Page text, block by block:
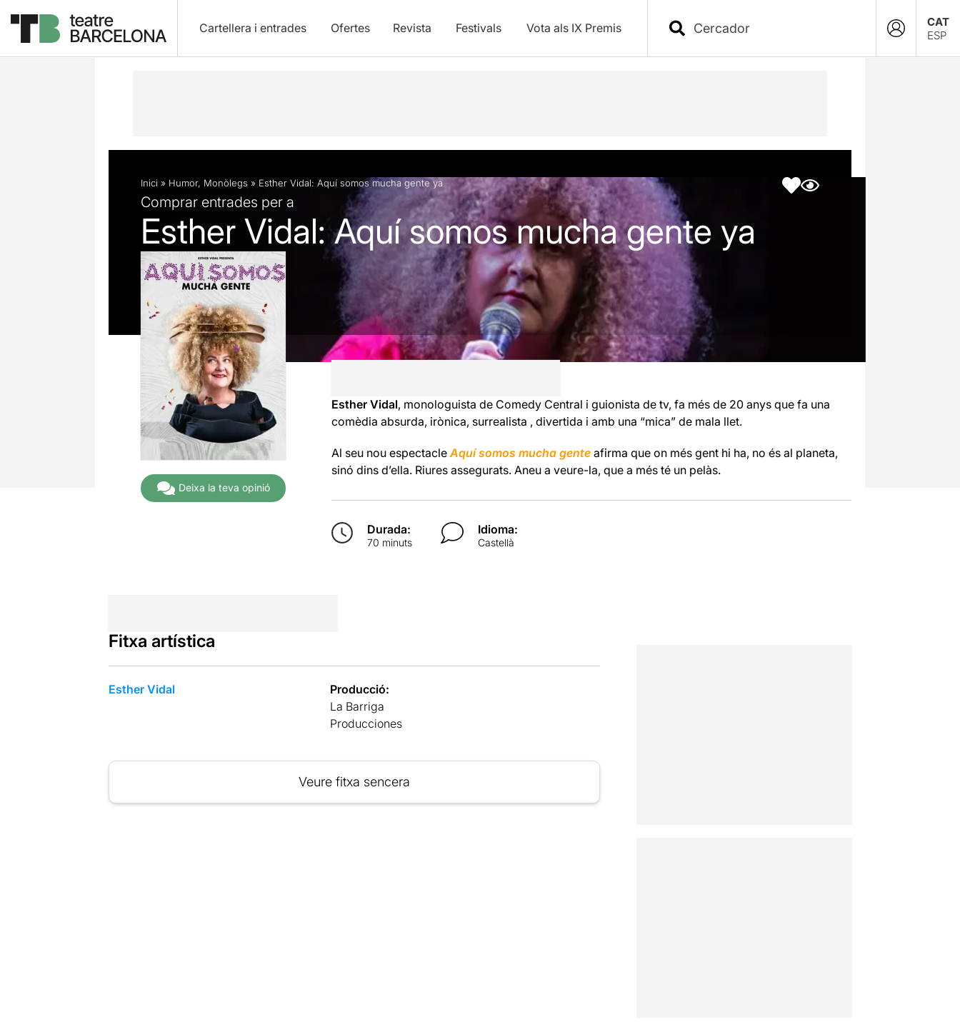
Cartellera i entrades Ofertes Revista Festivals Vota als IX Premis
CAT
ESP
Descripció Fitxa artística
Inici » Humor, Monòlegs » Esther Vidal: Aquí somos mucha gente ya
Comprar entrades per a
Esther Vidal: Aquí somos mucha gente ya
Deixa la teva opinió
Esther Vidal, monologuista de Comedy Central i guionista de tv, fa més de 20 anys que fa una
comèdia absurda, irònica, surrealista , divertida i amb una “mica” de mala llet.
Al seu nou espectacle Aquí somos mucha genteafirma que on més gent hi ha, no és al planeta,
sinó dins d’ella. Riures assegurats. Aneu a veure-la, que a més té un pelàs.
Durada:
70 minuts
Idioma:
Castellà
Fitxa artística
Esther Vidal
Producció:
La Barriga
Producciones
Veure fitxa sencera